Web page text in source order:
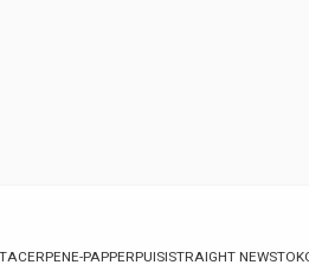
CERPENE-PAPPERPUISISTRAIGHT NEWS